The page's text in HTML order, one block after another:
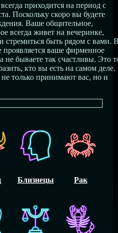
приходится на период с
Поскольку скоро вы будете
Ваше общительное,
всегда живет на вечеринке,
и стремиться быть рядом с вами.
ваше фирменное
не бываете так счастливы. Это
кто вы есть на самом деле.
только принимают вас, но и
Близнецы Рак